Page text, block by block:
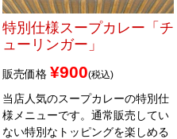
特別仕様スープカレー「チ
ューリンガー」
販売価格 ¥900 税込
当店人気のスープカレーの特別仕
様メニューです。通常販売してい
ない特別なトッピングを楽しめる